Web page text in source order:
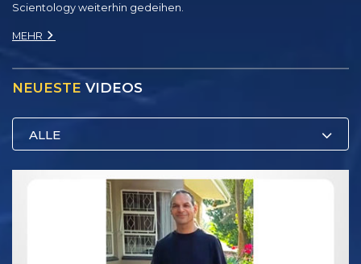
Scientology weiterhin gedeihen.
MEHR
NEUESTE VIDEOS
ALLE